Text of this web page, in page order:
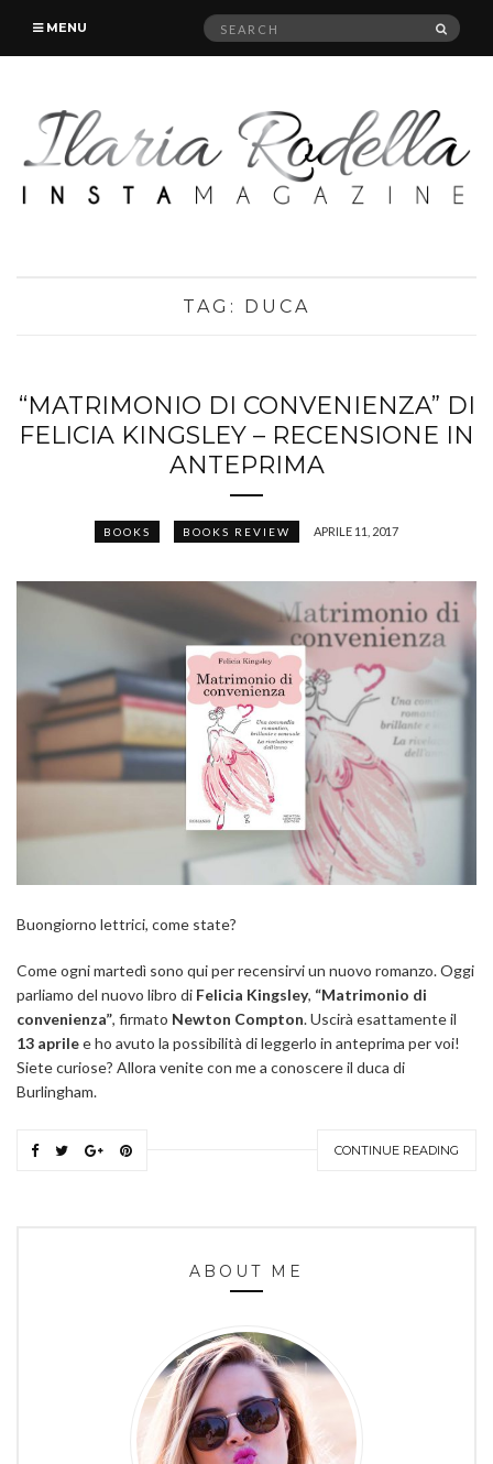
MENU
Search
TAG: DUCA
“MATRIMONIO DI CONVENIENZA” DI
FELICIA KINGSLEY – RECENSIONE IN
ANTEPRIMA
BOOKS BOOKS REVIEW APRILE 11, 2017
Buongiorno lettrici, come state?
Come ogni martedì sono qui per recensirvi un nuovo romanzo. Oggi
parliamo del nuovo libro di Felicia Kingsley, “Matrimonio di
convenienza”, firmato Newton Compton. Uscirà esattamente il
13 aprilee ho avuto la possibilità di leggerlo in anteprima per voi!
Siete curiose? Allora venite con me a conoscere il duca di
Burlingham.
CONTINUE READING
ABOUT ME